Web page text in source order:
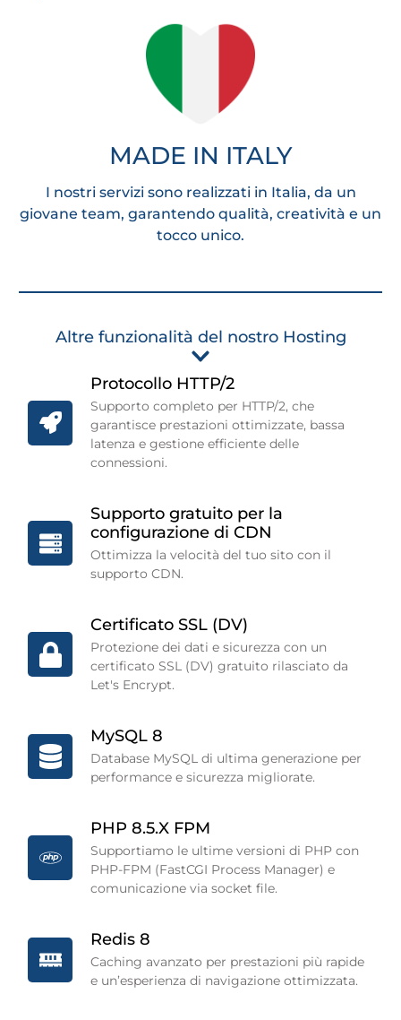
MADE IN ITALY
I nostri servizi sono realizzati in Italia, da un
giovane team, garantendo qualità, creatività e un
tocco unico.
Altre funzionalità del nostro Hosting
Protocollo HTTP/2
Supporto completo per HTTP/2, che
garantisce prestazioni ottimizzate, bassa
latenza e gestione efficiente delle
connessioni.
Supporto gratuito per la
configurazione di CDN
Ottimizza la velocità del tuo sito con il
supporto CDN.
Certificato SSL (DV)
Protezione dei dati e sicurezza con un
certificato SSL (DV) gratuito rilasciato da
Let's Encrypt.
MySQL 8
Database MySQL di ultima generazione per
performance e sicurezza migliorate.
PHP 8.5.X FPM
Supportiamo le ultime versioni di PHP con
PHP-FPM (FastCGI Process Manager) e
comunicazione via socket file.
Redis 8
Caching avanzato per prestazioni più rapide
e un’esperienza di navigazione ottimizzata.